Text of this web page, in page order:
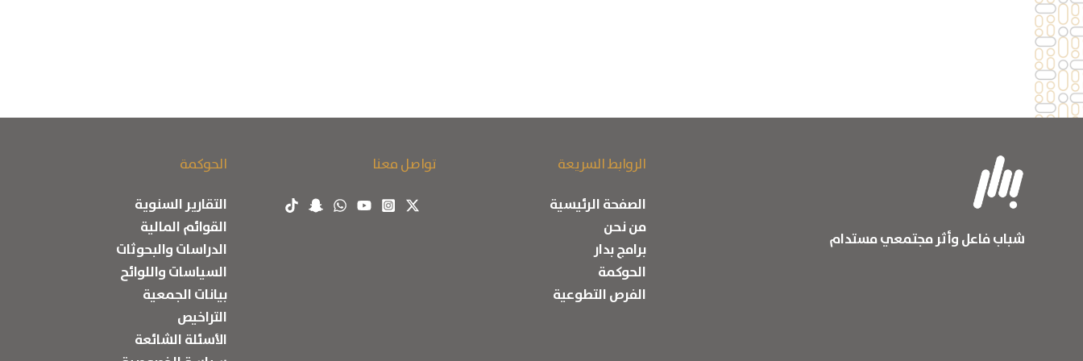
شباب فاعل وأثر مجتمعي مستدام
الروابط السريعة
الصفحة الرئيسية
من نحن
برامج بدار
الحوكمة
الفرص التطوعية
تواصل معنا الحوكمة
التقارير السنوية
القوائم المالية
الدراسات والبحوثات
السياسات واللوائح
بيانات الجمعية
التراخيص
الأسئلة الشائعة